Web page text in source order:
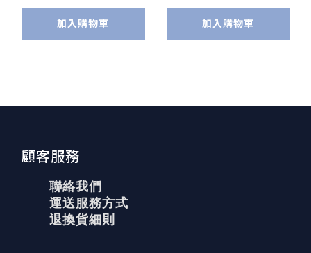
加入購物車 加入購物車
顧客服務
聯絡我們
運送服務方式
退換貨細則